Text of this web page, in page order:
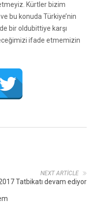
Kürtler bizim
bu konuda Türkiye’nin
bir oldubittiye karşı
ifade etmemizin
NEXT ARTICLE
Tatbikatı devam ediyor